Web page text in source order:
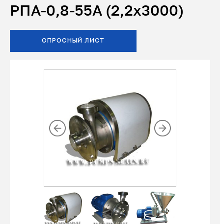
РПА-0,8-55А (2,2х3000)
ОПРОСНЫЙ ЛИСТ